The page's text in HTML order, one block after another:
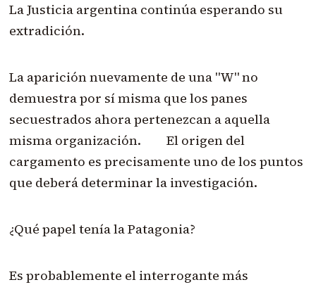
La Justicia argentina continúa esperando su
extradición.
La aparición nuevamente de una "W" no
demuestra por sí misma que los panes
secuestrados ahora pertenezcan a aquella
misma organización. El origen del
cargamento es precisamente uno de los puntos
que deberá determinar la investigación.
¿Qué papel tenía la Patagonia?
Es probablemente el interrogante más